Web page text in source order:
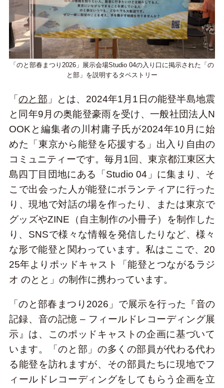
「のと部春まつり2026」展示会場Studio 04の入り口に掲示された「の
と部」を説明するタペストリー
「のと部 」とは、2024年1月1日の能登半島地震
と同年9月の奥能登豪雨を受け、一般社団法人N
OOKと編集者の川村庸子氏が2024年10月に始
めた「東京から能登を応援する」出入り自由の
コミュニティーです。毎月1回、東京都江東区大
島四丁目団地にある「Studio 04」に集まり、そ
こで出会った人が能登にボランティアに行った
り、現地で対話の場を作ったり、または東京で
グッズやZINE（自主制作の小冊子）を制作した
り、SNSで様々な情報を発信したりなど、様々
な形で能登と関わっています。私はここで、20
25年よりポッドキャスト「能登とつながるラジ
オ のとと」の制作に携わっています。
「のと部春まつり2026」で展示を行った『音の
記録、音の記憶 – フィールドレコーディング展
示』は、このポッドキャストの企画に基づいて
います。「のと部」の多くの部員が代わる代わ
る能登を訪れますが、その部員たちに現地でフ
ィールドレコーディングをしてもらう企画を立